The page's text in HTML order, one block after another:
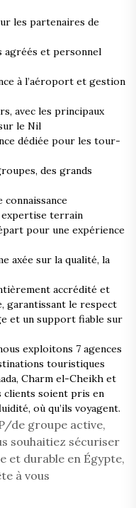
les partenaires de
agréés et personnel
à l’aéroport et gestion
avec les principaux
le Nil
dédiée pour les tour-
des grands
connaissance
expertise terrain
pour une expérience
axée sur la qualité, la
accrédité et
garantissant le respect
et un support fiable sur
exploitons 7 agences
touristiques
Charm el-Cheikh et
clients soient pris en
où qu’ils voyagent.
de groupe active,
souhaitiez sécuriser
et durable en Égypte,
à vous